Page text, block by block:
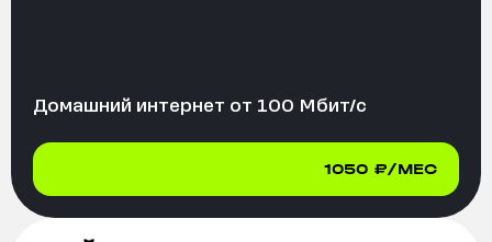
Домашний интернет от 100 Мбит/с
1050 ₽/МЕС